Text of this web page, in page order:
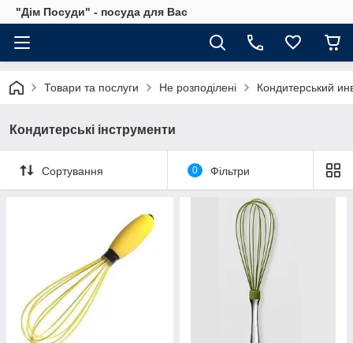
"Дім Посуди" - посуда для Вас
Товари та послуги Не розподілені Кондитерський
Кондитерські інструменти
Сортування 0 Фільтри